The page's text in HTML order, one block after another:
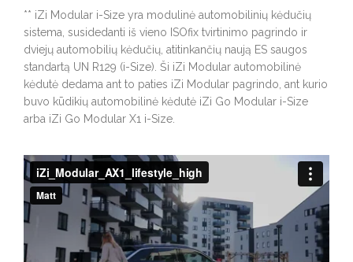
** iZi Modular i-Size yra modulinė automobilinių kėdučių
sistema, susidedanti iš vieno ISOfix tvirtinimo pagrindo ir
dviejų automobilių kėdučių, atitinkančių naują ES saugos
standartą UN R129 (i-Size). Ši iZi Modular automobilinė
kėdutė dedama ant to paties iZi Modular pagrindo, ant kurio
buvo kūdikių automobilinė kėdutė iZi Go Modular i-Size
arba iZi Go Modular X1 i-Size.